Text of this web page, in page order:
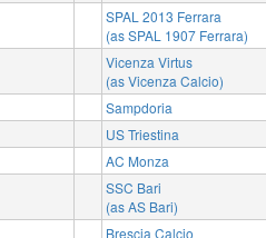
SPAL 2013 Ferrara
(as SPAL 1907 Ferrara)
Vicenza Virtus
(as Vicenza Calcio)
Sampdoria
US Triestina
AC Monza
SSC Bari
(as AS Bari)
Brescia Calcio